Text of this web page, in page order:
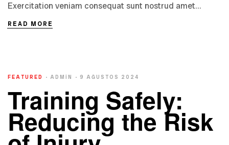
Exercitation veniam consequat sunt nostrud amet…
READ MORE
FEATURED ADMIN 9 AĞUSTOS 2024
Training Safely:
Reducing the Risk